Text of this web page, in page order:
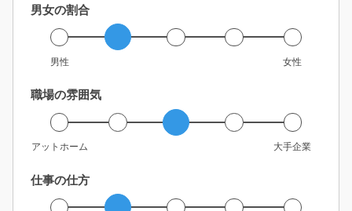
男女の割合
男性 女性
職場の雰囲気
アットホーム 大手企業
仕事の仕方